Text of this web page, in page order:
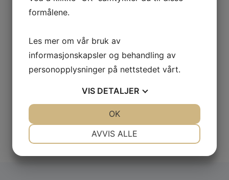
tilpasset dine ønsker.
hos VikTeam.
Se muligheter
formålene.
Les mer om vår bruk av
informasjonskapsler og behandling av
personopplysninger på nettstedet vårt.
VIS DETALJER
AVVIS ALLE
OK